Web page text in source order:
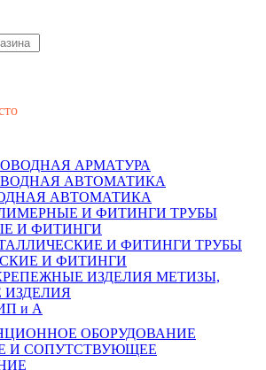
АРМАТУРА
АВТОМАТИКА
ТРУБЫ
И ФИТИНГИ
ТРУБЫ
И ФИТИНГИ
МЕТИЗЫ,
и А
ОБОРУДОВАНИЕ